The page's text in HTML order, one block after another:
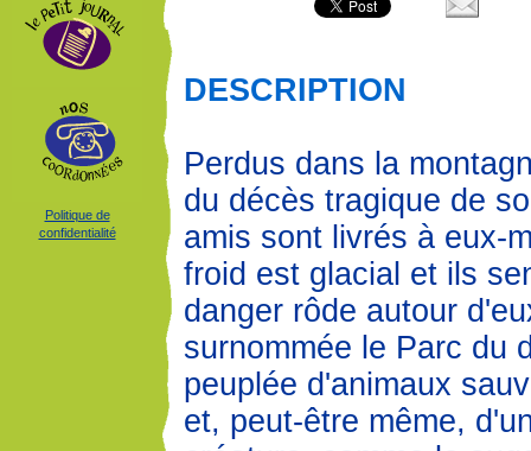
Politique de
confidentialité
DESCRIPTION
Perdus dans la
du décès tragique de
amis sont livrés à eux-
froid est glacial et ils
danger rôde autour
surnommée le Parc du
peuplée d'animaux
et, peut-être même,